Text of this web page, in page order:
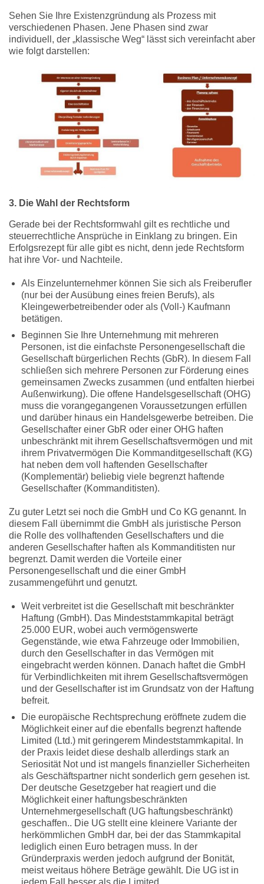
Sehen Sie Ihre Existenzgründung als Prozess mit
verschiedenen Phasen. Jene Phasen sind zwar
individuell, der „klassische Weg“ lässt sich vereinfacht aber
wie folgt darstellen:
3. Die Wahl der Rechtsform
Gerade bei der Rechtsformwahl gilt es rechtliche und
steuerrechtliche Ansprüche in Einklang zu bringen. Ein
Erfolgsrezept für alle gibt es nicht, denn jede Rechtsform
hat ihre Vor- und Nachteile.
Als Einzelunternehmer können Sie sich als Freiberufler
(nur bei der Ausübung eines freien Berufs), als
Kleingewerbetreibender oder als (Voll-) Kaufmann
betätigen.
Beginnen Sie Ihre Unternehmung mit mehreren
Personen, ist die einfachste Personengesellschaft die
Gesellschaft bürgerlichen Rechts (GbR). In diesem Fall
schließen sich mehrere Personen zur Förderung eines
gemeinsamen Zwecks zusammen (und entfalten hierbei
Außenwirkung). Die offene Handelsgesellschaft (OHG)
muss die vorangegangenen Voraussetzungen erfüllen
und darüber hinaus ein Handelsgewerbe betreiben. Die
Gesellschafter einer GbR oder einer OHG haften
unbeschränkt mit ihrem Gesellschaftsvermögen und mit
ihrem Privatvermögen Die Kommanditgesellschaft (KG)
hat neben dem voll haftenden Gesellschafter
(Komplementär) beliebig viele begrenzt haftende
Gesellschafter (Kommanditisten).
Zu guter Letzt sei noch die GmbH und Co KG genannt. In
diesem Fall übernimmt die GmbH als juristische Person
die Rolle des vollhaftenden Gesellschafters und die
anderen Gesellschafter haften als Kommanditisten nur
begrenzt. Damit werden die Vorteile einer
Personengesellschaft und die einer GmbH
zusammengeführt und genutzt.
Weit verbreitet ist die Gesellschaft mit beschränkter
Haftung (GmbH). Das Mindeststammkapital beträgt
25.000 EUR, wobei auch vermögenswerte
Gegenstände, wie etwa Fahrzeuge oder Immobilien,
durch den Gesellschafter in das Vermögen mit
eingebracht werden können. Danach haftet die GmbH
für Verbindlichkeiten mit ihrem Gesellschaftsvermögen
und der Gesellschafter ist im Grundsatz von der Haftung
befreit.
Die europäische Rechtsprechung eröffnete zudem die
Möglichkeit einer auf die ebenfalls begrenzt haftende
Limited (Ltd.) mit geringerem Mindeststammkapital. In
der Praxis leidet diese deshalb allerdings stark an
Seriosität Not und ist mangels finanzieller Sicherheiten
als Geschäftspartner nicht sonderlich gern gesehen ist.
Der deutsche Gesetzgeber hat reagiert und die
Möglichkeit einer haftungsbeschränkten
Unternehmergesellschaft (UG haftungsbeschränkt)
geschaffen.. Die UG stellt eine kleinere Variante der
herkömmlichen GmbH dar, bei der das Stammkapital
lediglich einen Euro betragen muss. In der
Gründerpraxis werden jedoch aufgrund der Bonität,
meist weitaus höhere Beträge gewählt. Die UG ist in